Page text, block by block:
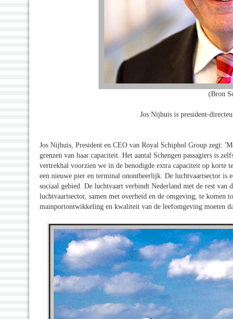
(Bron
Jos Nijhuis is president-
Jos Nijhuis, President en CEO van Royal Schiphol Group zegt:
grenzen van haar capaciteit. Het aantal Schengen passagiers is
vertrekhal voorzien we in de benodigde extra capaciteit op
een nieuwe pier en terminal onontbeerlijk. De luchtvaartsector is
sociaal gebied. De luchtvaart verbindt Nederland met de rest van
luchtvaartsector, samen met overheid en de omgeving, te komen
mainportontwikkeling en kwaliteit van de leefomgeving moeten